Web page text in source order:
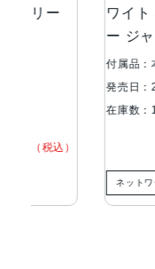
ワイト SO-
ー ジャンク品
付属品：本体のみ
発売日：2022/10
在庫数：1
ネットワーク利用